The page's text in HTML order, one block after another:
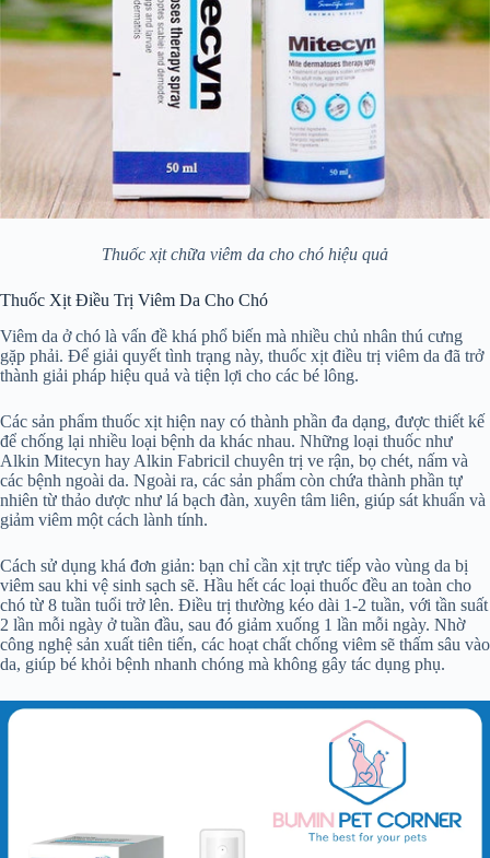
Thuốc xịt chữa viêm da cho chó hiệu quả
Thuốc Xịt Điều Trị Viêm Da Cho Chó
Viêm da ở chó là vấn đề khá phổ biến mà nhiều chủ nhân thú cưng
gặp phải. Để giải quyết tình trạng này, thuốc xịt điều trị viêm da đã trở
thành giải pháp hiệu quả và tiện lợi cho các bé lông.
Các sản phẩm thuốc xịt hiện nay có thành phần đa dạng, được thiết kế
để chống lại nhiều loại bệnh da khác nhau. Những loại thuốc như
Alkin Mitecyn hay Alkin Fabricil chuyên trị ve rận, bọ chét, nấm và
các bệnh ngoài da. Ngoài ra, các sản phẩm còn chứa thành phần tự
nhiên từ thảo dược như lá bạch đàn, xuyên tâm liên, giúp sát khuẩn và
giảm viêm một cách lành tính.
Cách sử dụng khá đơn giản: bạn chỉ cần xịt trực tiếp vào vùng da bị
viêm sau khi vệ sinh sạch sẽ. Hầu hết các loại thuốc đều an toàn cho
chó từ 8 tuần tuổi trở lên. Điều trị thường kéo dài 1-2 tuần, với tần suất
2 lần mỗi ngày ở tuần đầu, sau đó giảm xuống 1 lần mỗi ngày. Nhờ
công nghệ sản xuất tiên tiến, các hoạt chất chống viêm sẽ thấm sâu vào
da, giúp bé khỏi bệnh nhanh chóng mà không gây tác dụng phụ.